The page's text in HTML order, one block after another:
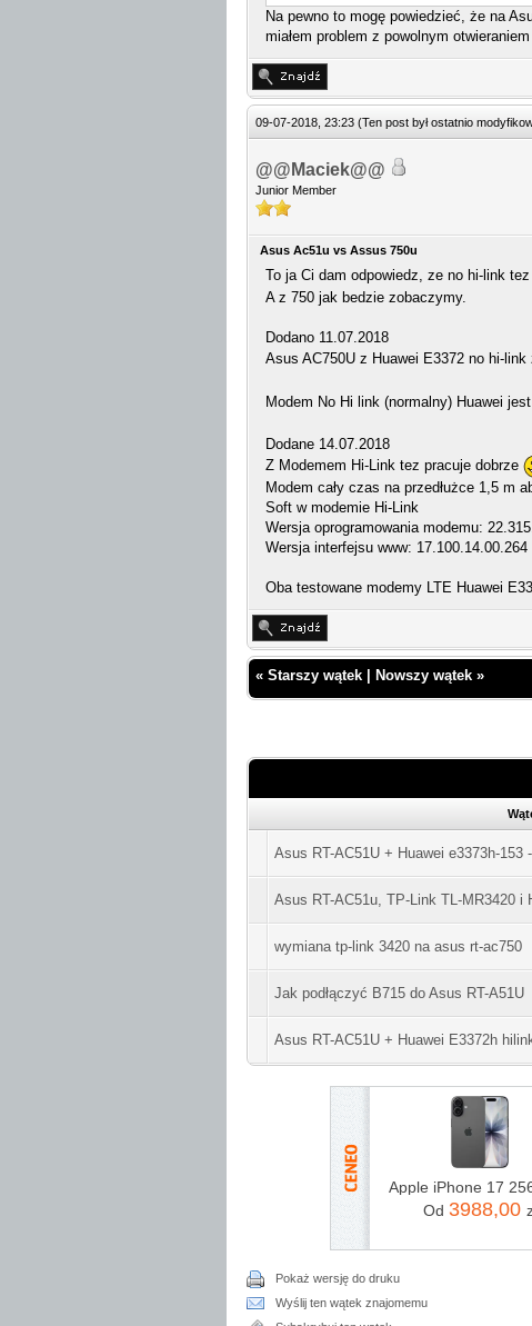
Na pewno to mogę powiedzieć, że na
miałem problem z powolnym
09-07-2018, 23:23 (Ten post był ostatnio
@@Maciek@@
Junior Member
Asus Ac51u vs Assus 750u
To ja Ci dam odpowiedz, ze no hi-link tez
A z 750 jak bedzie zobaczymy.
Dodano 11.07.2018
Asus AC750U z Huawei E3372 no hi-
Modem No Hi link (normalny) Huawei
Dodane 14.07.2018
Z Modemem Hi-Link tez pracuje dobrze
Modem cały czas na przedłużce 1,5 m
Soft w modemie Hi-Link
Wersja oprogramowania modemu:
Wersja interfejsu www: 17.100.14.00.264
Oba testowane modemy LTE Huawei
« Starszy wątek Nowszy wątek »
Asus RT-AC51U + Huawei e3373h-153
Asus RT-AC51u, TP-Link TL-MR3420 i
wymiana tp-link 3420 na asus rt-ac750
Jak podłączyć B715 do Asus RT-A51U
Asus RT-AC51U + Huawei E3372h
Od 3988,00
Pokaż wersję do druku
Wyślij ten wątek znajomemu